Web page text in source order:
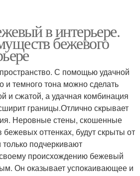
в интерьере.
бежевого
С помощью удачной
и темного тона можно сделать
и сжатой, а удачная комбинация
границы.Отлично скрывает
Неровные стены, скошенные
оттенках, будут скрыты от
подчеркивают
происхождению бежевый
Он оказывает успокаивающее и